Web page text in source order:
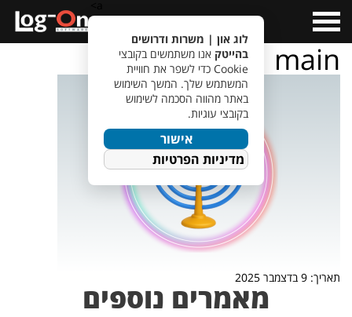
Menu
main
תאריך: 9 בדצמבר 2025
מאמרים נוספים
לוג און | משרות ודרושים
בהייטק אנו משתמשים בקובצי
Cookie כדי לשפר את חוויית
המשתמש שלך. המשך השימוש
באתר מהווה הסכמה לשימוש
בקובצי עוגיות.
אישור
מדיניות הפרטיות